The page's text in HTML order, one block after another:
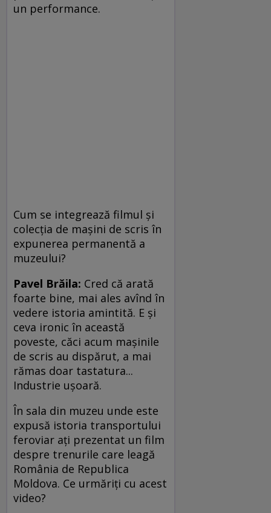
un performance.
Cum se integrează filmul şi
colecţia de maşini de scris în
expunerea permanentă a
muzeului?
Pavel Brăila: Cred că arată
foarte bine, mai ales avînd în
vedere istoria amintită. E şi
ceva ironic în această
poveste, căci acum maşinile
de scris au dispărut, a mai
rămas doar tastatura...
Industrie uşoară.
În sala din muzeu unde este
expusă istoria transportului
feroviar aţi prezentat un film
despre trenurile care leagă
România de Republica
Moldova. Ce urmăriţi cu acest
video?